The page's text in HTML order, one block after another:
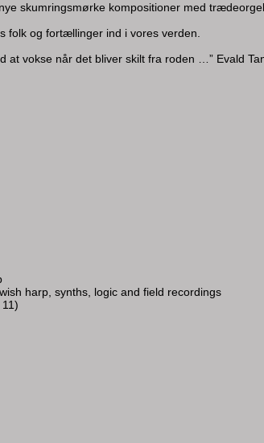
skumringsmørke kompositioner med
folk og fortællinger ind i vores verden.
vokse når det bliver skilt fra roden …” Evald
harp, synths, logic and field recordings